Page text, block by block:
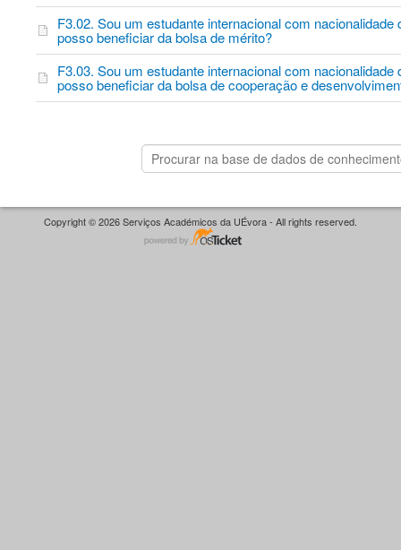
F3.02. Sou um estudante internacional com
posso beneficiar da bolsa de mérito?
F3.03. Sou um estudante internacional com
posso beneficiar da bolsa de cooperação e
Copyright © 2026 Serviços Académicos da UÉvora - All rights reserved.